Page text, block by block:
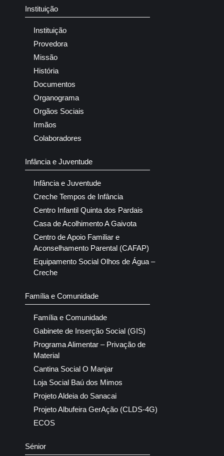
Instituição
Instituição
Provedora
Missão
História
Documentos
Organograma
Orgãos Sociais
Irmãos
Colaboradores
Infância e Juventude
Infância e Juventude
Creche Tempos de Infância
Centro Infantil Quinta dos Pardais
Casa de Acolhimento A Gaivota
Centro de Apoio Familiar e
Aconselhamento Parental (CAFAP)
Equipamento Social Olhos de Água –
Creche
Família e Comunidade
Família e Comunidade
Gabinete de Inserção Social (GIS)
Programa Alimentar – Privação de
Material
Cantina Social O Manjar
Loja Social Baú dos Mimos
Projeto Aldeia do Sanacai
Projeto Albufeira GerAção (CLDS-4G)
ECOS
Sénior